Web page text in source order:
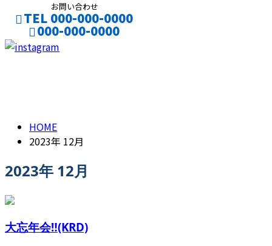
お問い合わせ
TEL 000-000-0000
000-000-0000
HOME
2023年 12月
2023年 12月
大忘年会‼️(KRD)